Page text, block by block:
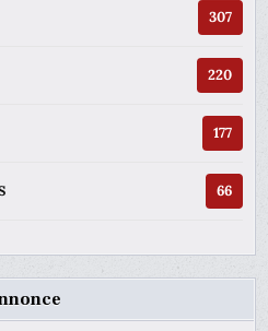
307
220
177
66